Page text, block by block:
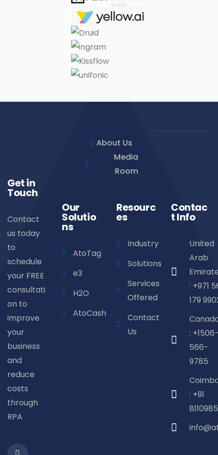
About Us
Media
Room
Get in
Touch
Contact
us today
to
schedule
your FREE
consultati
on to
improve
your
business
and
reduce
costs
through
RPA
Our
Solutio
ns
AtoTag
e3
H2O
AtoCash
Resourc
es
Industry
Solutions
Services
Offered
Contact
Us
Contac
t Info
United
Arab
: +971
179
:
566-
9785
: +91